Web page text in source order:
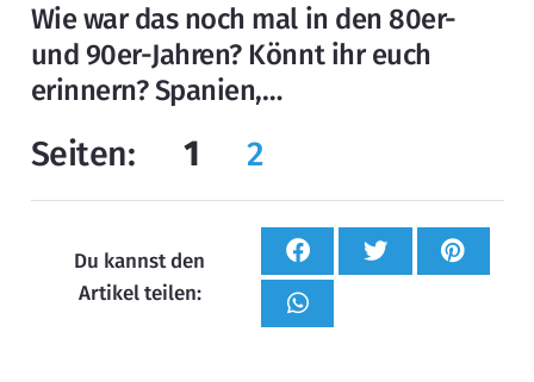
Wie war das noch mal in den 80er-
und 90er-Jahren? Könnt ihr euch
erinnern? Spanien,…
Seiten: 1 2
Du kannst den
Artikel teilen: